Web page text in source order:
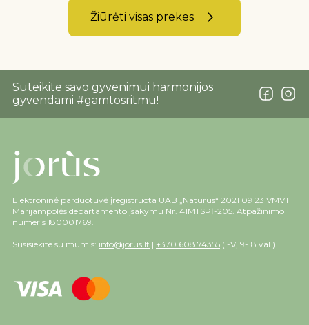
Žiūrėti visas prekes
Suteikite savo gyvenimui harmonijos
gyvendami #gamtosritmu!
Elektroninė parduotuvė įregistruota UAB „Naturus“ 2021 09 23 VMVT
Marijampolės departamento įsakymu Nr. 41MTSPĮ-205. Atpažinimo
numeris 180001769.
Susisiekite su mumis: info@jorus.lt | +370 608 74355 (I-V, 9-18 val.)